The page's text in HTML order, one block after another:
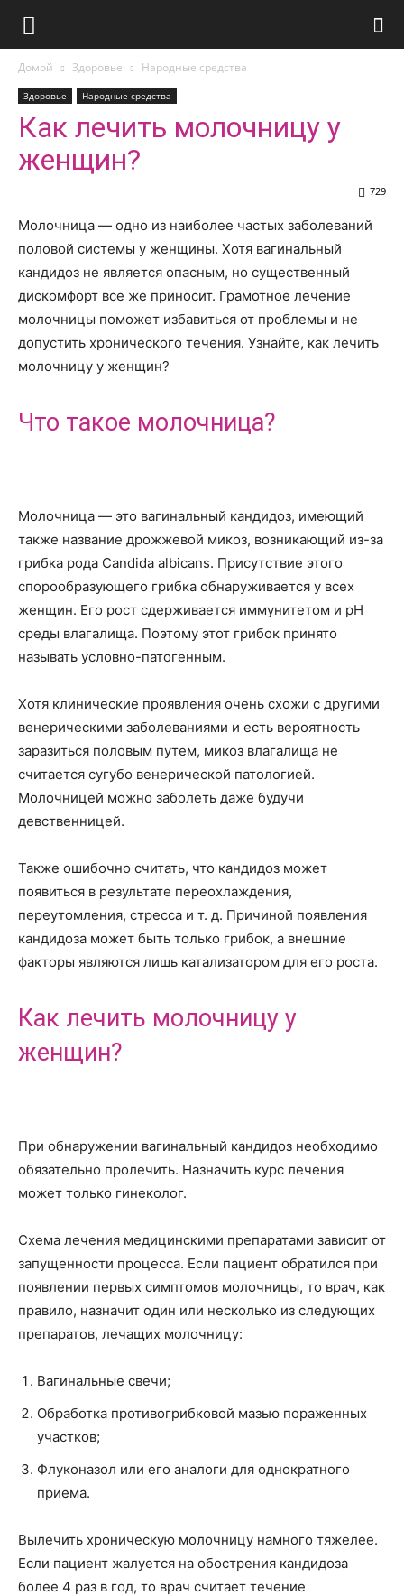
Домой Здоровье Народные средства
Здоровье Народные средства
Как лечить молочницу у
женщин?
729
Молочница — одно из наиболее частых заболеваний
половой системы у женщины. Хотя вагинальный
кандидоз не является опасным, но существенный
дискомфорт все же приносит. Грамотное лечение
молочницы поможет избавиться от проблемы и не
допустить хронического течения. Узнайте, как лечить
молочницу у женщин?
Что такое молочница?
Молочница — это вагинальный кандидоз, имеющий
также название дрожжевой микоз, возникающий из-за
грибка рода Candida albicans. Присутствие этого
спорообразующего грибка обнаруживается у всех
женщин. Его рост сдерживается иммунитетом и рН
среды влагалища. Поэтому этот грибок принято
называть условно-патогенным.
Хотя клинические проявления очень схожи с другими
венерическими заболеваниями и есть вероятность
заразиться половым путем, микоз влагалища не
считается сугубо венерической патологией.
Молочницей можно заболеть даже будучи
девственницей.
Также ошибочно считать, что кандидоз может
появиться в результате переохлаждения,
переутомления, стресса и т. д. Причиной появления
кандидоза может быть только грибок, а внешние
факторы являются лишь катализатором для его роста.
Как лечить молочницу у
женщин?
При обнаружении вагинальный кандидоз необходимо
обязательно пролечить. Назначить курс лечения
может только гинеколог.
Схема лечения медицинскими препаратами зависит от
запущенности процесса. Если пациент обратился при
появлении первых симптомов молочницы, то врач, как
правило, назначит один или несколько из следующих
препаратов, лечащих молочницу:
Вагинальные свечи;
Обработка противогрибковой мазью пораженных
участков;
Флуконазол или его аналоги для однократного
приема.
Вылечить хроническую молочницу намного тяжелее.
Если пациент жалуется на обострения кандидоза
более 4 раз в год, то врач считает течение